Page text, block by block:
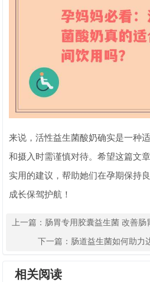
来说，活性益生菌酸奶确实是一种
和摄入时需谨慎对待。希望这篇文
实用的建议，帮助她们在孕期保持
成长保驾护航！
上一篇： 肠胃专用胶囊益生菌 改善
下一篇： 肠道益生菌如何助力
相关阅读